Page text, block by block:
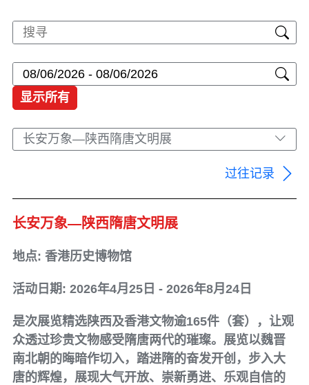
显示所有
长安万象—陕西隋唐文明展
过往记录
长安万象—陕西隋唐文明展
地点: 香港历史博物馆
活动日期: 2026年4月25日 - 2026年8月24日
是次展览精选陕西及香港文物逾165件（套），让观
众透过珍贵文物感受隋唐两代的璀璨。展览以魏晋
南北朝的晦暗作切入，踏进隋的奋发开创，步入大
唐的辉煌，展现大气开放、崇新勇进、乐观自信的